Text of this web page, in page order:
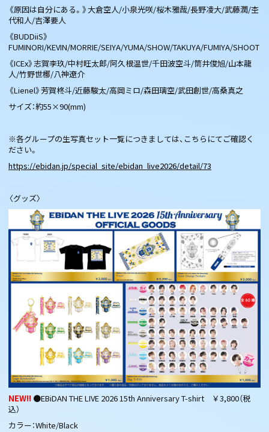
《原因は自分にある。》大倉空人/小泉光咲/桜木雅哉/長野凌大/武藤潤/杢
代和人/吉澤要人
《BUDDiiS》
FUMINORI/KEVIN/MORRIE/SEIYA/YUMA/SHOW/TAKUYA/FUMIYA/SHOOT
《ICEx》志賀李玖/中村旺太郎/阿久根温世/千田波空斗/筒井俊旭/山本龍
人/竹野世梛/八神遼介
《Lienel》芳賀柊斗/近藤駿太/高岡ミロ/森田璃空/武田創世/高桑真之
サイズ：約55×90(mm)
※各グループの生写真セット一覧につきましては、こちらにてご確認く
ださい。
https://ebidan.jp/special_site/ebidan_live2026/detail/73
〈グッズ〉
NEW!! ●EBiDAN THE LIVE 2026 15th Anniversary T-shirt ￥3,800（税
込）
カラー：White/Black